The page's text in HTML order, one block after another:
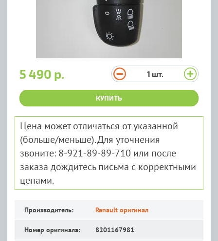
5 490 р. 1 шт.
КУПИТЬ
Цена может отличаться от указанной
(больше/меньше). Для уточнения
звоните: 8-921-89-89-710 или после
заказа дождитесь письма с корректными
ценами.
Производитель: Renault оригинал
Номер оригинала: 8201167981